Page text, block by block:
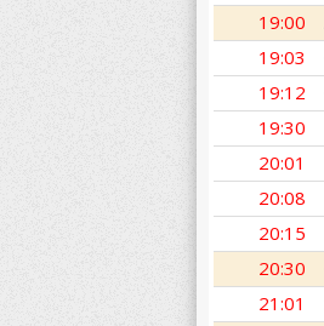
19:00
19:03
19:12
19:30
20:01
20:08
20:15
20:30
21:01